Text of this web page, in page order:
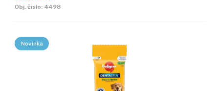
Obj. čislo: 4498
Novinka